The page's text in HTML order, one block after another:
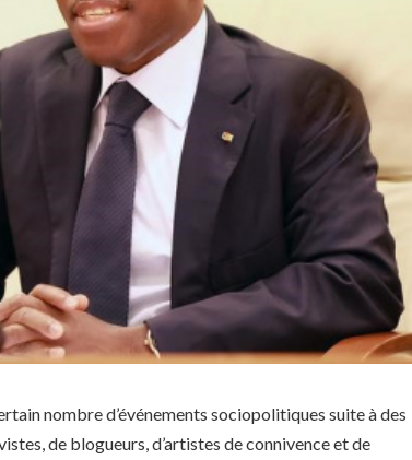
nombre d’événements sociopolitiques suite à des
de blogueurs, d’artistes de connivence et de